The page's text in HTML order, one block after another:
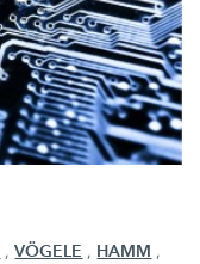
,VÖGELE , HAMM ,